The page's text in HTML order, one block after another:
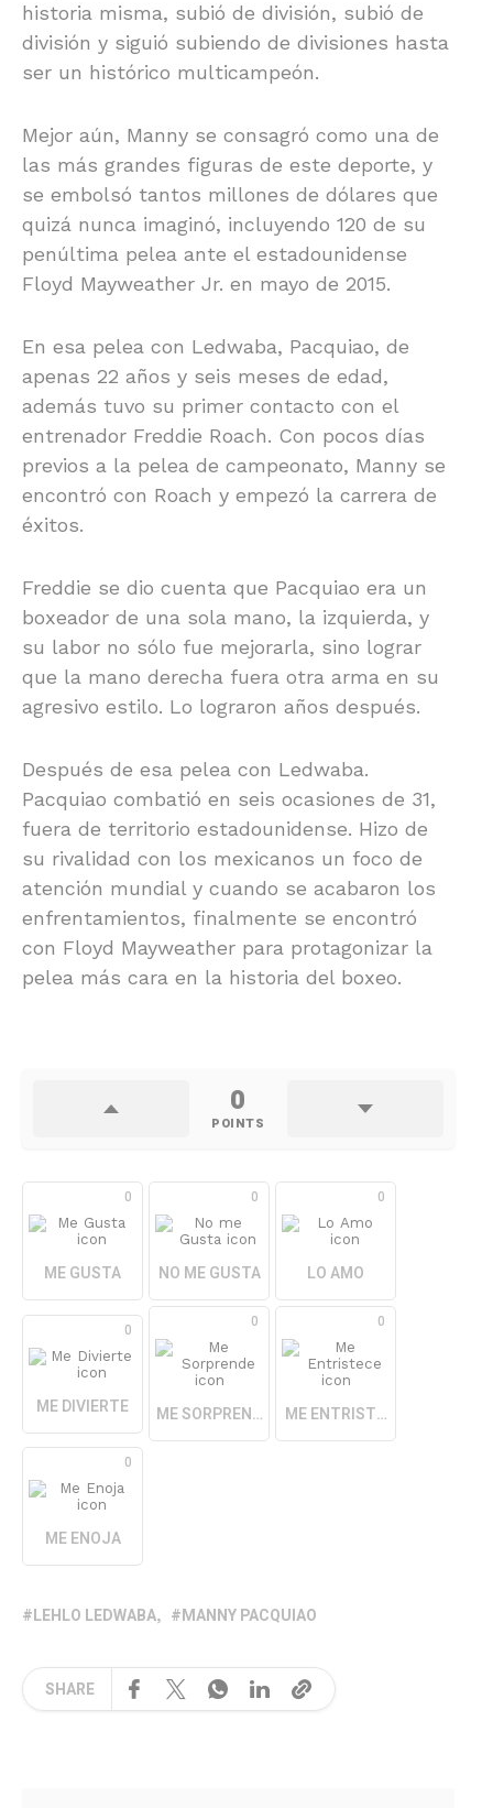
historia misma, subió de división, subió de
división y siguió subiendo de divisiones hasta
ser un histórico multicampeón.
Mejor aún, Manny se consagró como una de
las más grandes figuras de este deporte, y
se embolsó tantos millones de dólares que
quizá nunca imaginó, incluyendo 120 de su
penúltima pelea ante el estadounidense
Floyd Mayweather Jr. en mayo de 2015.
En esa pelea con Ledwaba, Pacquiao, de
apenas 22 años y seis meses de edad,
además tuvo su primer contacto con el
entrenador Freddie Roach. Con pocos días
previos a la pelea de campeonato, Manny se
encontró con Roach y empezó la carrera de
éxitos.
Freddie se dio cuenta que Pacquiao era un
boxeador de una sola mano, la izquierda, y
su labor no sólo fue mejorarla, sino lograr
que la mano derecha fuera otra arma en su
agresivo estilo. Lo lograron años después.
Después de esa pelea con Ledwaba.
Pacquiao combatió en seis ocasiones de 31,
fuera de territorio estadounidense. Hizo de
su rivalidad con los mexicanos un foco de
atención mundial y cuando se acabaron los
enfrentamientos, finalmente se encontró
con Floyd Mayweather para protagonizar la
pelea más cara en la historia del boxeo.
0
POINTS
0
ME GUSTA
0
NO ME GUSTA
0
LO AMO
0
ME DIVIERTE
0
ME SORPRENDE
0
ME ENTRISTECE
0
ME ENOJA
LEHLO LEDWABA MANNY PACQUIAO
SHARE